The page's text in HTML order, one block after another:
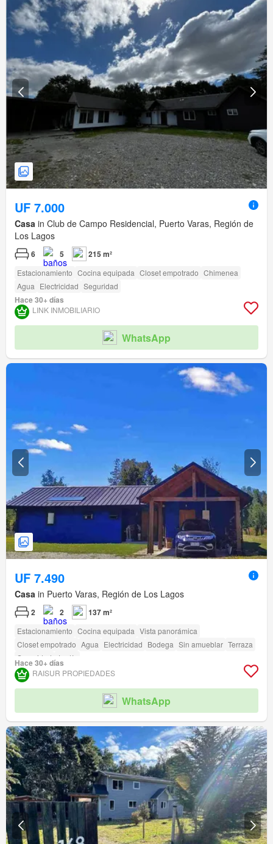
UF 7.000
Casa in Club de Campo Residencial, Puerto Varas, Región de
Los Lagos
6 5 215 m²
Estacionamiento Cocina equipada Closet empotrado Chimenea
Agua Electricidad Seguridad
Hace 30+ días
LINK INMOBILIARIO
WhatsApp
UF 7.490
Casa in Puerto Varas, Región de Los Lagos
2 2 137 m²
Estacionamiento Cocina equipada Vista panorámica
Closet empotrado Agua Electricidad Bodega Sin amueblar Terraza
Seguridad
Jardín
Hace 30+ días
RAISUR PROPIEDADES
WhatsApp